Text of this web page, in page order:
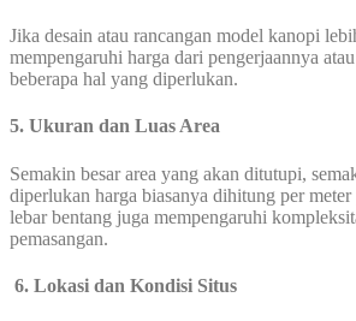
Jika desain atau rancangan model kanopi
mempengaruhi harga dari pengerjaannya
beberapa hal yang diperlukan.
5. Ukuran dan Luas Area
Semakin besar area yang akan ditutupi,
diperlukan harga biasanya dihitung per
lebar bentang juga mempengaruhi
pemasangan.
6. Lokasi dan Kondisi Situs